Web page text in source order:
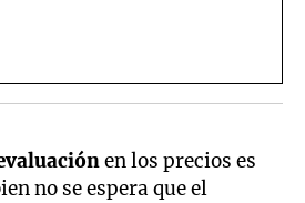
en los precios es
no se espera que el